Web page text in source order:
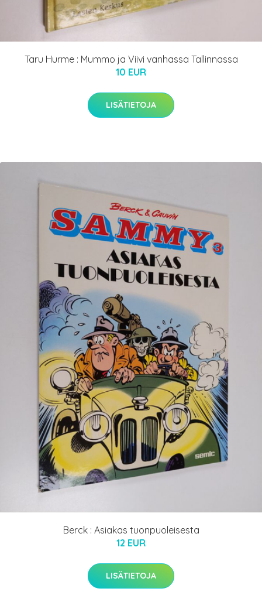
Taru Hurme : Mummo ja Viivi vanhassa Tallinnassa
10 EUR
LISÄTIETOJA
Berck : Asiakas tuonpuoleisesta
12 EUR
LISÄTIETOJA